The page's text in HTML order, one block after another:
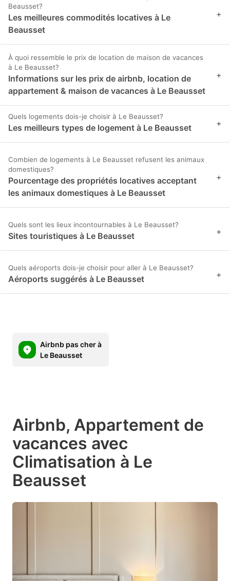
Beausset?
Les meilleures commodités locatives à Le
Beausset
+
À quoi ressemble le prix de location de maison de vacances
à Le Beausset?
Informations sur les prix de airbnb, location de
appartement & maison de vacances à Le Beausset
+
Quels logements dois-je choisir à Le Beausset?
Les meilleurs types de logement à Le Beausset +
Combien de logements à Le Beausset refusent les animaux
domestiques?
Pourcentage des propriétés locatives acceptant
les animaux domestiques à Le Beausset
+
Quels sont les lieux incontournables à Le Beausset?
Sites touristiques à Le Beausset +
Quels aéroports dois-je choisir pour aller à Le Beausset?
Aéroports suggérés à Le Beausset +
Airbnb pas cher à
Le Beausset
Airbnb, Appartement de
vacances avec
Climatisation à Le
Beausset